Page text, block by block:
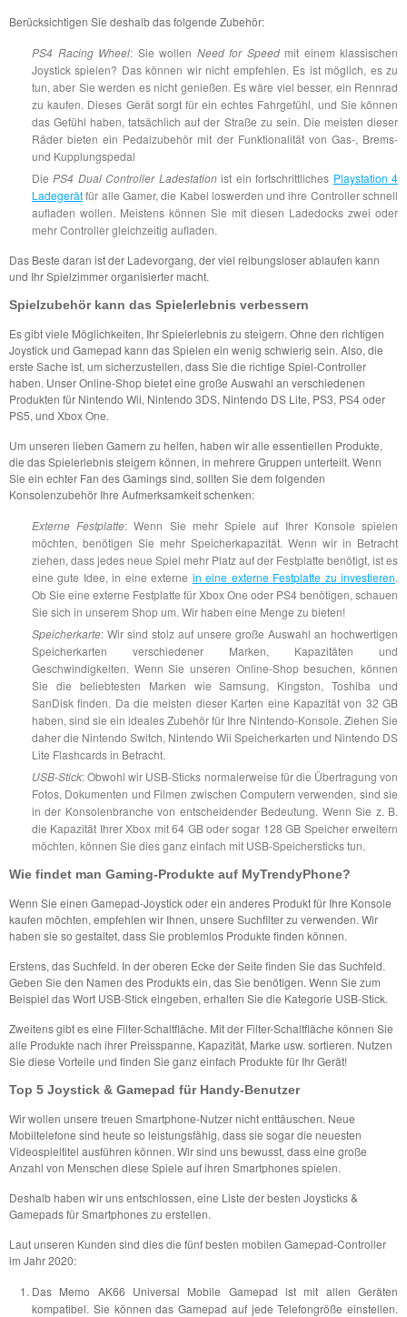
Berücksichtigen Sie deshalb das folgende Zubehör:
PS4 Racing Wheel: Sie wollen Need for Speedmit einem klassischen
Joystick spielen? Das können wir nicht empfehlen. Es ist möglich, es zu
tun, aber Sie werden es nicht genießen. Es wäre viel besser, ein Rennrad
zu kaufen. Dieses Gerät sorgt für ein echtes Fahrgefühl, und Sie können
das Gefühl haben, tatsächlich auf der Straße zu sein. Die meisten dieser
Räder bieten ein Pedalzubehör mit der Funktionalität von Gas-, Brems-
und Kupplungspedal
DiePS4 Dual Controller Ladestationist ein fortschrittliches Playstation 4
Ladegerätfür alle Gamer, die Kabel loswerden und ihre Controller schnell
aufladen wollen. Meistens können Sie mit diesen Ladedocks zwei oder
mehr Controller gleichzeitig aufladen.
Das Beste daran ist der Ladevorgang, der viel reibungsloser ablaufen kann
und Ihr Spielzimmer organisierter macht.
Spielzubehör kann das Spielerlebnis verbessern
Es gibt viele Möglichkeiten, Ihr Spielerlebnis zu steigern. Ohne den richtigen
Joystick und Gamepad kann das Spielen ein wenig schwierig sein. Also, die
erste Sache ist, um sicherzustellen, dass Sie die richtige Spiel-Controller
haben. Unser Online-Shop bietet eine große Auswahl an verschiedenen
Produkten für Nintendo Wii, Nintendo 3DS, Nintendo DS Lite, PS3, PS4 oder
PS5, und Xbox One.
Um unseren lieben Gamern zu helfen, haben wir alle essentiellen Produkte,
die das Spielerlebnis steigern können, in mehrere Gruppen unterteilt. Wenn
Sie ein echter Fan des Gamings sind, sollten Sie dem folgenden
Konsolenzubehör Ihre Aufmerksamkeit schenken:
Externe Festplatte: Wenn Sie mehr Spiele auf Ihrer Konsole spielen
möchten, benötigen Sie mehr Speicherkapazität. Wenn wir in Betracht
ziehen, dass jedes neue Spiel mehr Platz auf der Festplatte benötigt, ist es
eine gute Idee, in eine externe in eine externe Festplatte zu investieren.
Ob Sie eine externe Festplatte für Xbox One oder PS4 benötigen, schauen
Sie sich in unserem Shop um. Wir haben eine Menge zu bieten!
Speicherkarte: Wir sind stolz auf unsere große Auswahl an hochwertigen
Speicherkarten verschiedener Marken, Kapazitäten und
Geschwindigkeiten. Wenn Sie unseren Online-Shop besuchen, können
Sie die beliebtesten Marken wie Samsung, Kingston, Toshiba und
SanDisk finden. Da die meisten dieser Karten eine Kapazität von 32 GB
haben, sind sie ein ideales Zubehör für Ihre Nintendo-Konsole. Ziehen Sie
daher die Nintendo Switch, Nintendo Wii Speicherkarten und Nintendo DS
Lite Flashcards in Betracht.
USB-Stick: Obwohl wir USB-Sticks normalerweise für die Übertragung von
Fotos, Dokumenten und Filmen zwischen Computern verwenden, sind sie
in der Konsolenbranche von entscheidender Bedeutung. Wenn Sie z. B.
die Kapazität Ihrer Xbox mit 64 GB oder sogar 128 GB Speicher erweitern
möchten, können Sie dies ganz einfach mit USB-Speichersticks tun.
Wie findet man Gaming-Produkte auf MyTrendyPhone?
Wenn Sie einen Gamepad-Joystick oder ein anderes Produkt für Ihre Konsole
kaufen möchten, empfehlen wir Ihnen, unsere Suchfilter zu verwenden. Wir
haben sie so gestaltet, dass Sie problemlos Produkte finden können.
Erstens, das Suchfeld. In der oberen Ecke der Seite finden Sie das Suchfeld.
Geben Sie den Namen des Produkts ein, das Sie benötigen. Wenn Sie zum
Beispiel das Wort USB-Stick eingeben, erhalten Sie die Kategorie USB-Stick.
Zweitens gibt es eine Filter-Schaltfläche. Mit der Filter-Schaltfläche können Sie
alle Produkte nach ihrer Preisspanne, Kapazität, Marke usw. sortieren. Nutzen
Sie diese Vorteile und finden Sie ganz einfach Produkte für Ihr Gerät!
Top 5 Joystick & Gamepad für Handy-Benutzer
Wir wollen unsere treuen Smartphone-Nutzer nicht enttäuschen. Neue
Mobiltelefone sind heute so leistungsfähig, dass sie sogar die neuesten
Videospieltitel ausführen können. Wir sind uns bewusst, dass eine große
Anzahl von Menschen diese Spiele auf ihren Smartphones spielen.
Deshalb haben wir uns entschlossen, eine Liste der besten Joysticks &
Gamepads für Smartphones zu erstellen.
Laut unseren Kunden sind dies die fünf besten mobilen Gamepad-Controller
im Jahr 2020:
Das Memo AK66 Universal Mobile Gamepad ist mit allen Geräten
kompatibel. Sie können das Gamepad auf jede Telefongröße einstellen.